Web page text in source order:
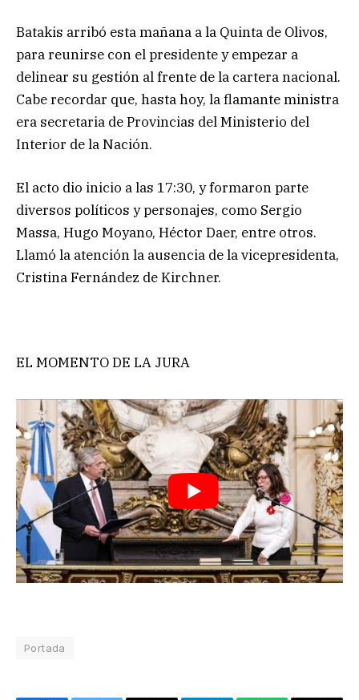
Batakis arribó esta mañana a la Quinta de Olivos,
para reunirse con el presidente y empezar a
delinear su gestión al frente de la cartera nacional.
Cabe recordar que, hasta hoy, la flamante ministra
era secretaria de Provincias del Ministerio del
Interior de la Nación.
El acto dio inicio a las 17:30, y formaron parte
diversos políticos y personajes, como Sergio
Massa, Hugo Moyano, Héctor Daer, entre otros.
Llamó la atención la ausencia de la vicepresidenta,
Cristina Fernández de Kirchner.
EL MOMENTO DE LA JURA
Portada